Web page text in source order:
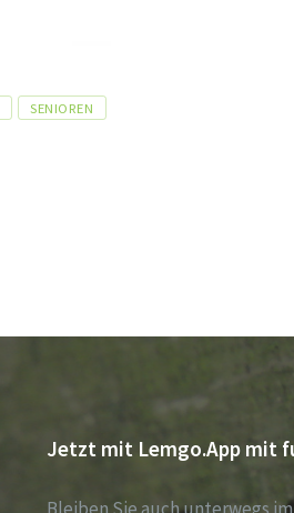
SENIOREN
Jetzt mit Lemgo.App mit